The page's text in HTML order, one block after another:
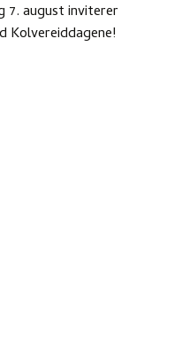
august inviterer
Kolvereiddagene!